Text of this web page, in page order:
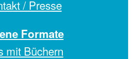
/ Presse
Formate
mit Büchern